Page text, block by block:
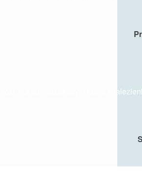
odwiedzającym łatwe